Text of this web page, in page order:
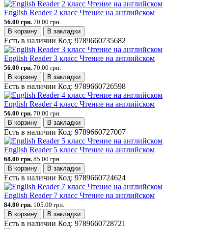
English Reader 2 класс Чтение на английском
56.00 грн. 70.00 грн.
В корзину
В закладки
Есть в наличии Код: 9789660735682
English Reader 3 класс Чтение на английском
56.00 грн. 70.00 грн.
В корзину
В закладки
Есть в наличии Код: 9789660726598
English Reader 4 класс Чтение на английском
56.00 грн. 70.00 грн.
В корзину
В закладки
Есть в наличии Код: 9789660727007
English Reader 5 класс Чтение на английском
68.00 грн. 85.00 грн.
В корзину
В закладки
Есть в наличии Код: 9789660724624
English Reader 7 класс Чтение на английском
84.00 грн. 105.00 грн.
В корзину
В закладки
Есть в наличии Код: 9789660728721